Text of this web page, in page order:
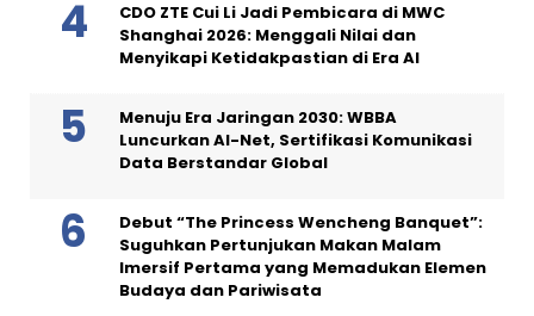
CDO ZTE Cui Li Jadi Pembicara di MWC
Shanghai 2026: Menggali Nilai dan
Menyikapi Ketidakpastian di Era AI
Menuju Era Jaringan 2030: WBBA
Luncurkan AI-Net, Sertifikasi Komunikasi
Data Berstandar Global
Debut “The Princess Wencheng Banquet”:
Suguhkan Pertunjukan Makan Malam
Imersif Pertama yang Memadukan Elemen
Budaya dan Pariwisata